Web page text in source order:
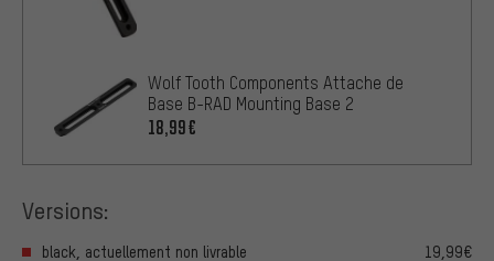
Wolf Tooth Components Attache de
Base B-RAD Mounting Base 2
18,99€
Versions:
black, actuellement non livrable 19,99€